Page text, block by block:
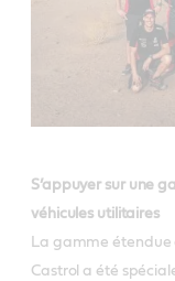
S’appuyer sur une
véhicules utilitaires
La gamme étendue
Castrol a été